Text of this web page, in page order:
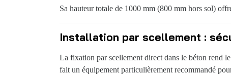
Sa hauteur totale de 1000 mm (800 mm hors sol)
Installation par scellement :
La fixation par scellement direct dans le béton rend
fait un équipement particulièrement recommandé